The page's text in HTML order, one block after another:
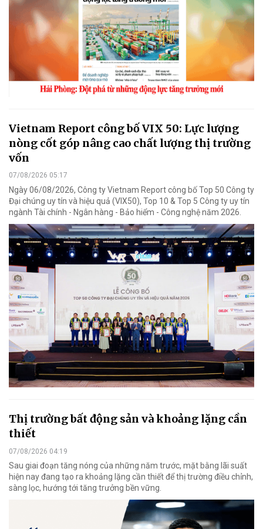
Vietnam Report công bố VIX 50: Lực lượng
nòng cốt góp nâng cao chất lượng thị trường
vốn
07/08/2026 05:17
Ngày 06/08/2026, Công ty Vietnam Report công bố Top 50 Công ty
Đại chúng uy tín và hiệu quả (VIX50), Top 10 & Top 5 Công ty uy tín
ngành Tài chính - Ngân hàng - Bảo hiểm - Công nghệ năm 2026.
Thị trường bất động sản và khoảng lặng cần
thiết
07/08/2026 04:19
Sau giai đoạn tăng nóng của những năm trước, mặt bằng lãi suất
hiện nay đang tạo ra khoảng lặng cần thiết để thị trường điều chỉnh,
sàng lọc, hướng tới tăng trưởng bền vững.